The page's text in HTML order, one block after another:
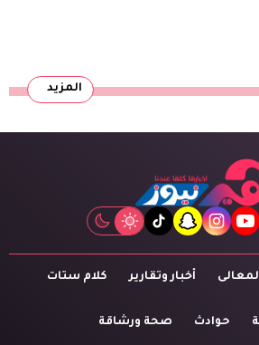
المزيد
youtube
instagram
snapchat
tiktok
أخبار وتقارير كلام ستات
حوادث صحة ورشاقة